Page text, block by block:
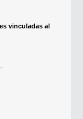
vinculadas al